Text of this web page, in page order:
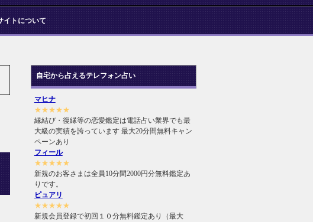
イトについて
自宅から占えるテレフォン占い
マヒナ
★★★★★
縁結び・復縁等の恋愛鑑定は電話占い業界でも最
大級の実績を誇っています 最大20分間無料キャン
ペーンあり
フィール
★★★★★
新規のお客さまは全員10分間2000円分無料鑑定あ
りです。
ピュアリ
★★★★★
新規会員登録で初回１０分無料鑑定あり（最大